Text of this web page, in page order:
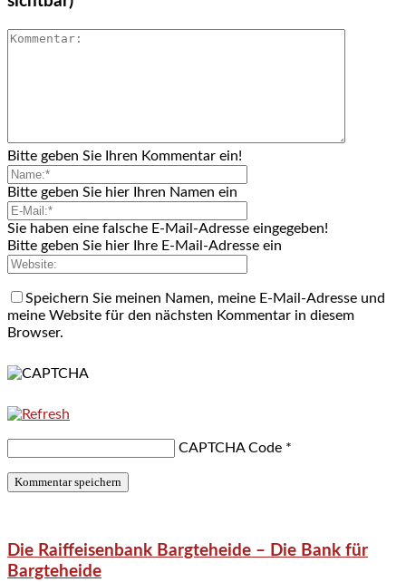
Bitte geben Sie Ihren Kommentar ein!
Bitte geben Sie hier Ihren Namen ein
Sie haben eine falsche E-Mail-Adresse eingegeben!
Bitte geben Sie hier Ihre E-Mail-Adresse ein
Speichern Sie meinen Namen, meine E-Mail-Adresse und
meine Website für den nächsten Kommentar in diesem
Browser.
CAPTCHA Code *
Die Raiffeisenbank Bargteheide – Die Bank für
Bargteheide